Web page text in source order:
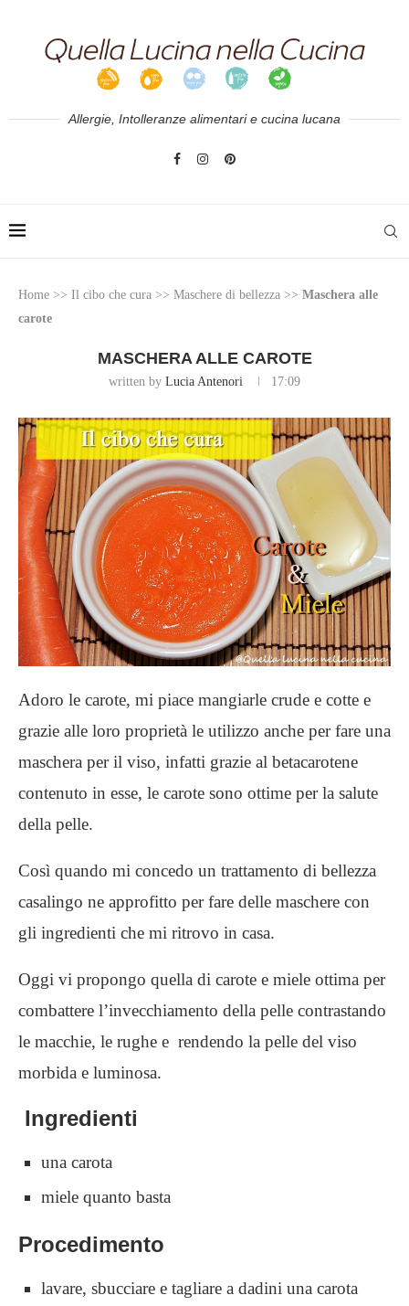
Allergie, Intolleranze alimentari e cucina lucana
Home >> Il cibo che cura >> Maschere di bellezza >> Maschera alle
carote
MASCHERA ALLE CAROTE
written by Lucia Antenori 17:09
Adoro le carote, mi piace mangiarle crude e cotte e
grazie alle loro proprietà le utilizzo anche per fare una
maschera per il viso, infatti grazie al betacarotene
contenuto in esse, le carote sono ottime per la salute
della pelle.
Così quando mi concedo un trattamento di bellezza
casalingo ne approfitto per fare delle maschere con
gli ingredienti che mi ritrovo in casa.
Oggi vi propongo quella di carote e miele ottima per
combattere l’invecchiamento della pelle contrastando
le macchie, le rughe e rendendo la pelle del viso
morbida e luminosa.
Ingredienti
una carota
miele quanto basta
Procedimento
lavare, sbucciare e tagliare a dadini una carota